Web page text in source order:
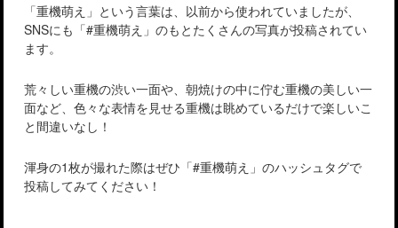
「重機萌え」という言葉は、以前から使われていましたが、
SNSにも「#重機萌え」のもとたくさんの写真が投稿されてい
ます。
荒々しい重機の渋い一面や、朝焼けの中に佇む重機の美しい一
面など、色々な表情を見せる重機は眺めているだけで楽しいこ
と間違いなし！
渾身の1枚が撮れた際はぜひ「#重機萌え」のハッシュタグで
投稿してみてください！